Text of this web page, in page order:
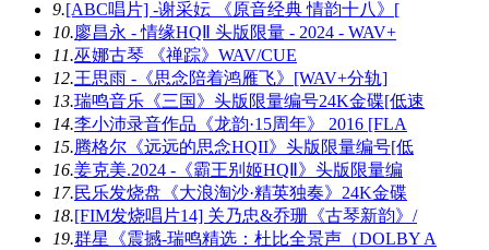
9.[ABC唱片] -谢采妘 《原音经典 情韵十八》[
10. 廖昌永 - 情缘HQⅡ 头版限量 - 2024 - WAV+
11.巫娜古琴 《禅踪》WAV/CUE
12.王思雨 -《思念陪着鸿雁飞》[WAV+分轨]
13.瑞鸣音乐《三国》头版限量编号24K金碟[低速
14.李小沛录音作品《龙韵·15周年》 2016 [FLA
15.腾格尔《远远的思念HQII》头版限量编号[低
16.姜克美.2024 -《霸王别姬HQⅡ》头版限量编
17.民乐发烧盘《大浪淘沙·精英独奏》24K金碟
18.[FIM发烧唱片14] 关乃忠&乔珊《古琴新韵》/
19.群星《震撼-瑞鸣精选：杜比全景声（DOLBY A